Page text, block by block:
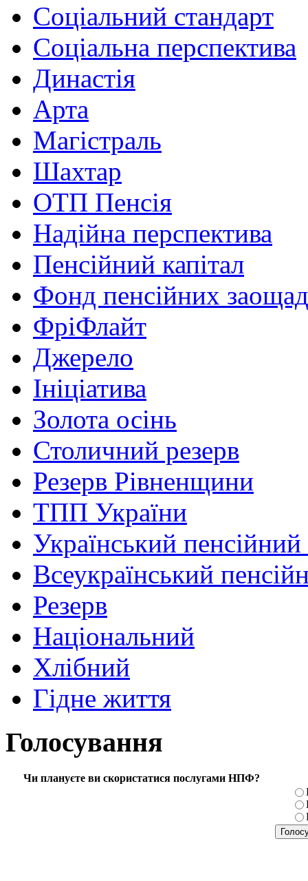
Соціальний стандарт
Соціальна перспектива
Династія
Арта
Магістраль
Шахтар
ОТП Пенсія
Надійна перспектива
Пенсійний капітал
Фонд пенсійних
ФріФлайт
Джерело
Ініціатива
Золота осінь
Столичний резерв
Резерв Рівненщини
ТПП України
Український
Всеукраїнський
Резерв
Національний
Хлібний
Гідне життя
Голосування
Чи плануєте ви скористатися послугами НПФ?